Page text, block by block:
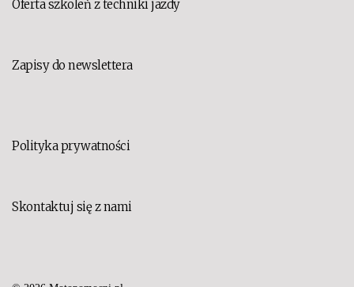
Oferta szkoleń z techniki jazdy
Zapisy do newslettera
Polityka prywatności
Skontaktuj się z nami